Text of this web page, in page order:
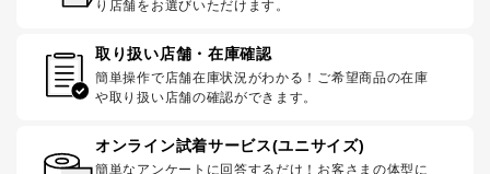
り店舗をお選びいただけます。
取り扱い店舗・在庫確認
簡単操作で店舗在庫状況がわかる！ご希望商品の在庫
や取り扱い店舗の確認ができます。
オンライン試着サービス(ユニサイズ)
簡単なアンケートに回答するだけ！お客さまの体型に